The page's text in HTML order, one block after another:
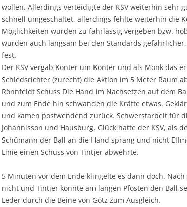
wollen. Allerdings verteidigte der KSV weiterhin sehr
schnell umgeschaltet, allerdings fehlte weiterhin die
Möglichkeiten wurden zu fahrlässig vergeben bzw.
wurden auch langsam bei den Standards
fest.
Der KSV vergab Konter um Konter und als Mönk das
Schiedsrichter (zurecht) die Aktion im 5 Meter Raum
Rönnfeldt Schuss Die Hand im Nachsetzen auf dem
und zum Ende hin schwanden die Kräfte etwas.
und kamen postwendend zurück. Schwerstarbeit für
Johannisson und Hausburg. Glück hatte der KSV, als
Schümann der Ball an die Hand sprang und nicht
Linie einen Schuss von Tintjer abwehrte.
5 Minuten vor dem Ende klingelte es dann doch.
nicht und Tintjer konnte am langen Pfosten den Ball
Leder durch die Beine von Götz zum Ausgleich.